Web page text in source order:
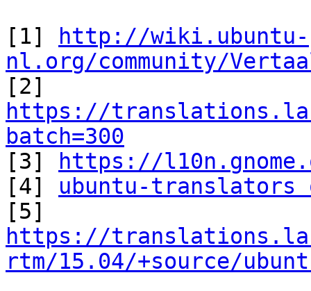
[1]
http://wiki.ubuntu-
nl.org/community/
https://
batch=300
[3]
https://
[4] ubuntu-translators
https://
rtm/15.04/+source/